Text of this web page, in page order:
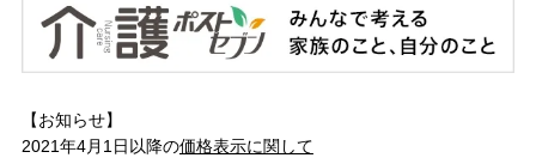
【お知らせ】
2021年4月1日以降の価格表示に関して